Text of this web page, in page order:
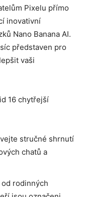
Pixelu přímo
inovativní
Nano Banana AI.
představen pro
vaši
16 chytřejší
stručné shrnutí
chatů a
od rodinných